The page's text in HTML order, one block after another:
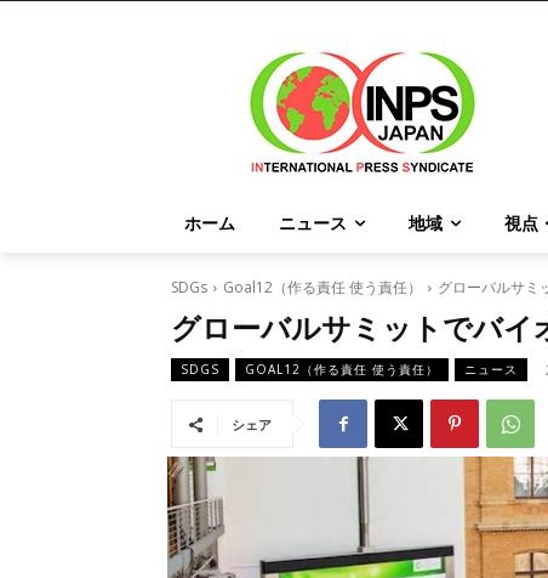
ホーム ニュース 地域 視点
SDGs Goal12（作る責任 使う責任） グローバルサミ
グローバルサミットでバイ
SDGS GOAL12（作る責任 使う責任） ニュース
シェア